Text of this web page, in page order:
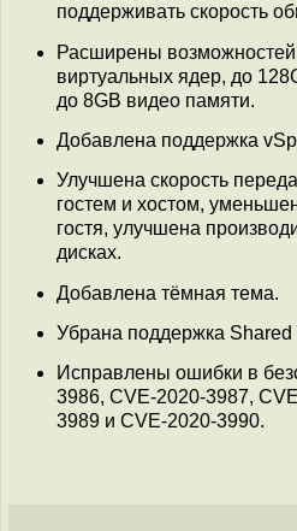
поддерживать скорость
Расширены
виртуальных ядер, до
до 8GB видео памяти.
Добавлена поддержка
Улучшена скорость
гостем и хостом,
гостя, улучшена
дисках.
Добавлена тёмная тема.
Убрана поддержка Shared
Исправлены ошибки в
3986, CVE-2020-3987,
3989 и CVE-2020-3990.